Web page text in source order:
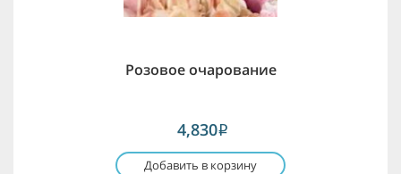
Розовое очарование
4,830i
Добавить в корзину